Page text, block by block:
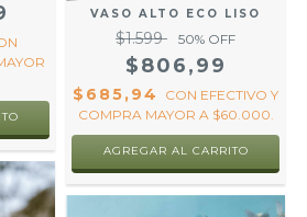
VASO ALTO ECO LISO
$1.599 50% OFF
$806,99
$685,94 CON EFECTIVO Y
COMPRA MAYOR A $60.000.
AGREGAR AL CARRITO